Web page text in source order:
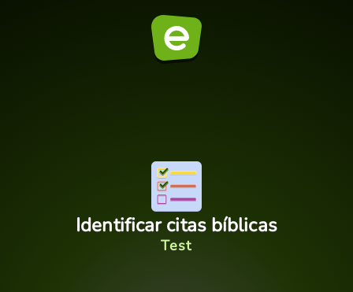
Identificar citas bíblicas
Test